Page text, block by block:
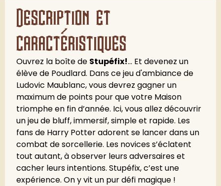
Description et
caractéristiques
Ouvrez la boîte de Stupéfix!… Et devenez un
élève de Poudlard. Dans ce jeu d'ambiance de
Ludovic Maublanc, vous devrez gagner un
maximum de points pour que votre Maison
triomphe en fin d’année. Ici, vous allez découvrir
un jeu de bluff, immersif, simple et rapide. Les
fans de Harry Potter adorent se lancer dans un
combat de sorcellerie. Les novices s’éclatent
tout autant, à observer leurs adversaires et
cacher leurs intentions. Stupéfix, c’est une
expérience. On y vit un pur défi magique !